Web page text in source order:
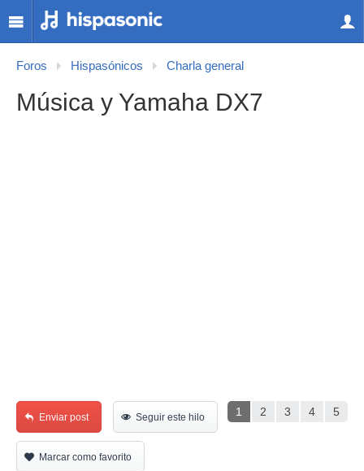
Foros Hispasónicos Charla general
Música y Yamaha DX7
1 2 3 4 5
Enviar post Seguir este hilo
Marcar como favorito